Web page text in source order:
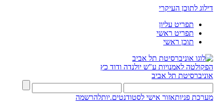
דילוג לתוכן העיקרי
תפריט עליון
תפריט ראשי
תוכן ראשי
הפקולטה לאמנויות ע"ש יולנדה ודוד כץ
אוניברסיטת תל אביב
מערכת פניותאזור אישי לסטודנטים.יותלהרשמה